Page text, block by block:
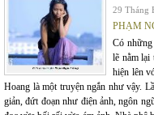
29 Tháng
PHẠM
Có những
lẽ nằm lại
hiện lên
Hoang là một truyện ngắn như vậy.
giản, đứt đoạn như điện ảnh, ngôn